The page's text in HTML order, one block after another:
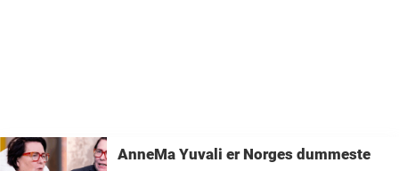
AnneMa Yuvali er Norges dummeste